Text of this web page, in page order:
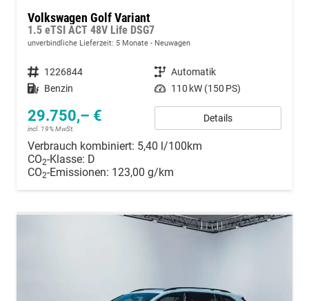
Volkswagen Golf Variant
1.5 eTSI ACT 48V Life DSG7
unverbindliche Lieferzeit: 5 Monate Neuwagen
Fahrzeugnummer 1226844 Getriebe Automatik
Kraftstoff Benzin Leistung 110 kW (150 PS)
29.750,– €
incl. 19% MwSt.
Details
Verbrauch kombiniert: 5,40 l/100km
CO2-Klasse: D
CO2-Emissionen: 123,00 g/km